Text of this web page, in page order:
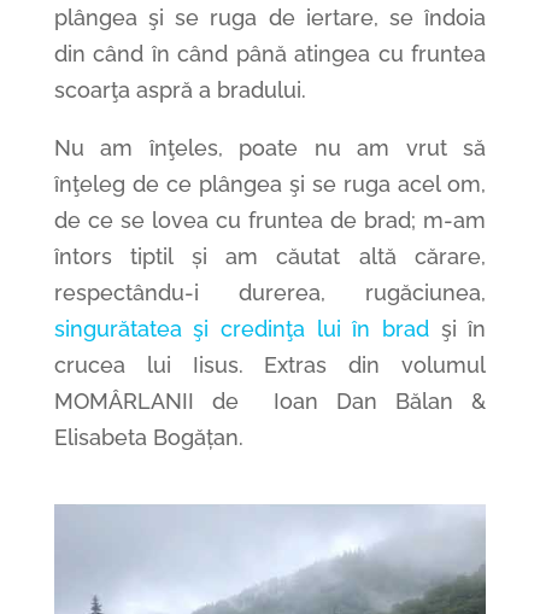
plângea şi se ruga de iertare, se îndoia
din când în când până atingea cu fruntea
scoarţa aspră a bradului.
Nu am înţeles, poate nu am vrut să
înţeleg de ce plângea şi se ruga acel om,
de ce se lovea cu fruntea de brad; m-am
întors tiptil și am căutat altă cărare,
respectându-i durerea, rugăciunea,
singurătatea şi credinţa lui în bradşi în
crucea lui Iisus. Extras din volumul
MOMÂRLANII de Ioan Dan Bălan &
Elisabeta Bogățan.